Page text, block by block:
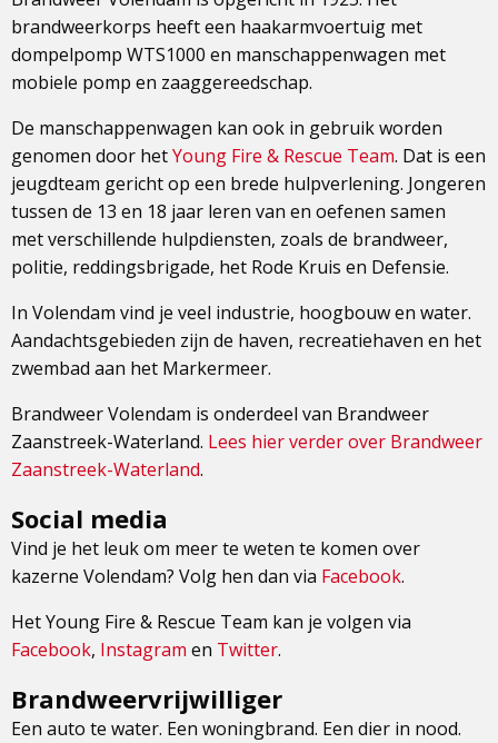
brandweerkorps heeft een haakarmvoertuig met
dompelpomp WTS1000 en manschappenwagen met
mobiele pomp en zaaggereedschap.
De manschappenwagen kan ook in gebruik worden
genomen door hetYoung Fire & Rescue Team. Dat is een
jeugdteam gericht op een brede hulpverlening. Jongeren
tussen de 13 en 18 jaar leren van en oefenen samen
met verschillende hulpdiensten, zoals de brandweer,
politie, reddingsbrigade, het Rode Kruis en Defensie.
In Volendam vind je veel industrie, hoogbouw en water.
Aandachtsgebieden zijn de haven, recreatiehaven en het
zwembad aan het Markermeer.
Brandweer Volendam is onderdeel van Brandweer
Zaanstreek-Waterland. Lees hier verder over Brandweer
Zaanstreek-Waterland.
Social media
Vind je het leuk om meer te weten te komen over
kazerne Volendam? Volg hen dan via Facebook.
Het Young Fire & Rescue Team kan je volgen via
Facebook, Instagram en Twitter.
Brandweervrijwilliger
Een auto te water. Een woningbrand. Een dier in nood.